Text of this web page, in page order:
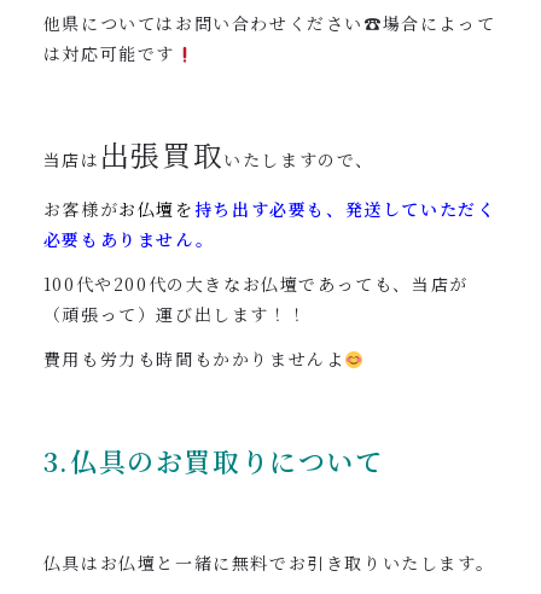
他県についてはお問い合わせください☎︎場合によって
は対応可能です
当店は 出張買取いたしますので、
お客様がお仏壇を持ち出す必要も、発送していただく
必要もありません。
100代や200代の大きなお仏壇であっても、当店が
（頑張って）運び出します！！
費用も労力も時間もかかりませんよ
3.仏具のお買取りについて
仏具はお仏壇と一緒に無料でお引き取りいたします。